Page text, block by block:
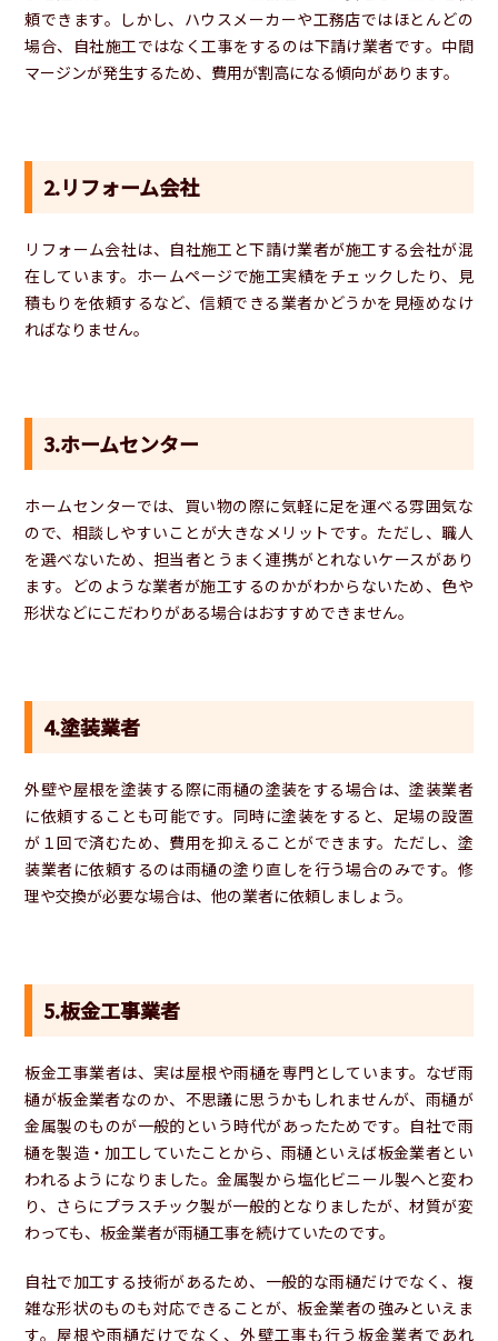
頼できます。しかし、ハウスメーカーや工務店ではほとんどの
場合、自社施工ではなく工事をするのは下請け業者です。中間
マージンが発生するため、費用が割高になる傾向があります。
2.リフォーム会社
リフォーム会社は、自社施工と下請け業者が施工する会社が混
在しています。ホームページで施工実績をチェックしたり、見
積もりを依頼するなど、信頼できる業者かどうかを見極めなけ
ればなりません。
3.ホームセンター
ホームセンターでは、買い物の際に気軽に足を運べる雰囲気な
ので、相談しやすいことが大きなメリットです。ただし、職人
を選べないため、担当者とうまく連携がとれないケースがあり
ます。どのような業者が施工するのかがわからないため、色や
形状などにこだわりがある場合はおすすめできません。
4.塗装業者
外壁や屋根を塗装する際に雨樋の塗装をする場合は、塗装業者
に依頼することも可能です。同時に塗装をすると、足場の設置
が１回で済むため、費用を抑えることができます。ただし、塗
装業者に依頼するのは雨樋の塗り直しを行う場合のみです。修
理や交換が必要な場合は、他の業者に依頼しましょう。
5.板金工事業者
板金工事業者は、実は屋根や雨樋を専門としています。なぜ雨
樋が板金業者なのか、不思議に思うかもしれませんが、雨樋が
金属製のものが一般的という時代があったためです。自社で雨
樋を製造・加工していたことから、雨樋といえば板金業者とい
われるようになりました。金属製から塩化ビニール製へと変わ
り、さらにプラスチック製が一般的となりましたが、材質が変
わっても、板金業者が雨樋工事を続けていたのです。
自社で加工する技術があるため、一般的な雨樋だけでなく、複
雑な形状のものも対応できることが、板金業者の強みといえま
す。屋根や雨樋だけでなく、外壁工事も行う板金業者であれ